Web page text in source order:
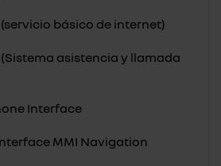
básico de internet)
asistencia y llamada
Interface
MMI Navigation